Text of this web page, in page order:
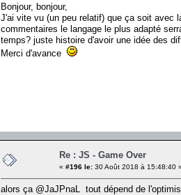
Bonjour, bonjour,
J'ai vite vu (un peu relatif) que ça soit avec
commentaires le langage le plus adapté
temps? juste histoire d'avoir une idée des
Merci d'avance
Re : JS - Game Over
« #196 le: 30 Août 2018 à 15:48:40
alors ça @JaJPnaL tout dépend de